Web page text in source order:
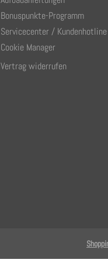
Bonuspunkte-Programm
Servicecenter / Kundenhotline
Cookie Manager
Vertrag widerrufen